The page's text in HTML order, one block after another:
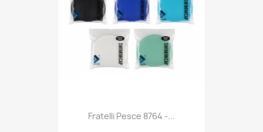
Anteprima
Fratelli Pesce 8764 -...